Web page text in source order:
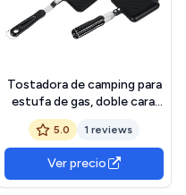
Tostadora de camping para
estufa de gas, doble cara,
antiadherente, tostada,
bandeja para hornear pan
con asas resistentes al
calor, tostadora
multifunción para el hogar y
5.0 1 reviews
Ver precio